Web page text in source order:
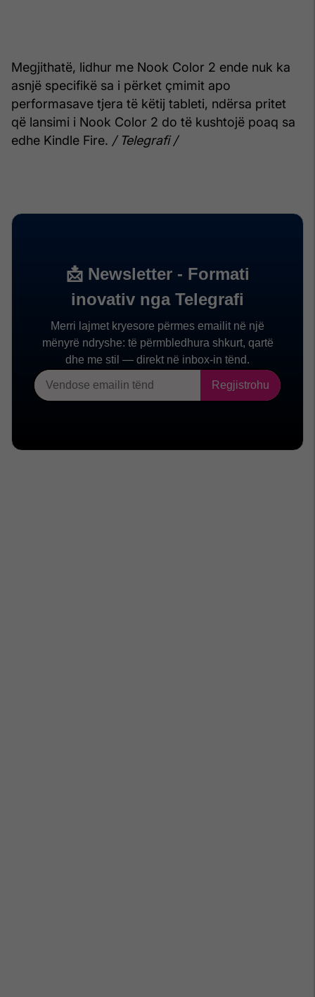
Megjithatë, lidhur me Nook Color 2 ende nuk ka
asnjë specifikë sa i përket çmimit apo
performasave tjera të këtij tableti, ndërsa pritet
që lansimi i Nook Color 2 do të kushtojë poaq sa
edhe Kindle Fire. / Telegrafi /